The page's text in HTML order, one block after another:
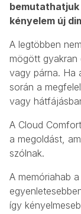
kényelem új
A legtöbben
mögött gyakran
vagy párna. Ha
során a
vagy
A Cloud
a megoldást,
szólnak.
A memóriahab
így